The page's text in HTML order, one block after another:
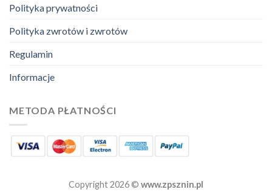
Polityka prywatności
Polityka zwrotów i zwrotów
Regulamin
Informacje
METODA PŁATNOŚCI
Copyright 2026 © www.zpsznin.pl